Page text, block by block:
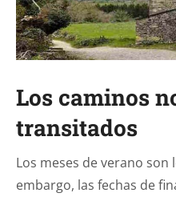
Los caminos
transitados
Los meses de verano
embargo, las fechas de